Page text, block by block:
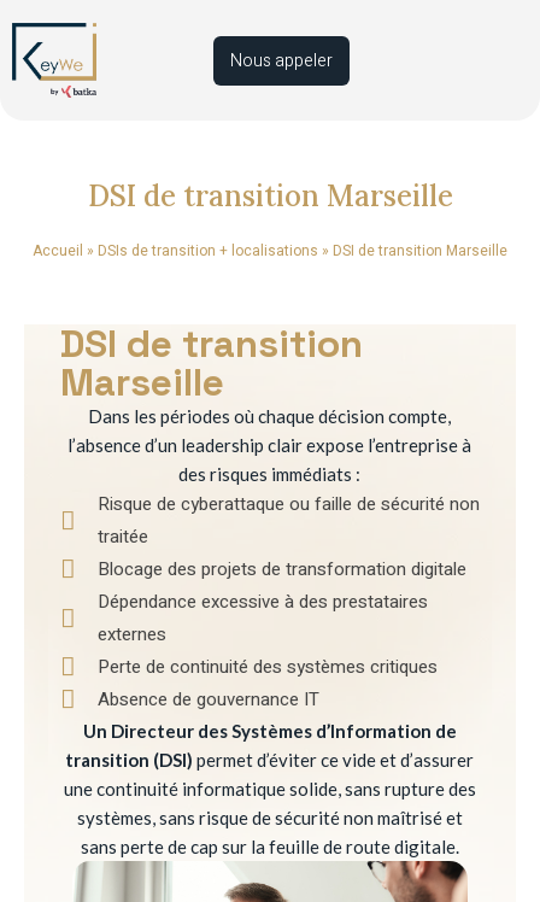
Nous appeler
DSI de transition Marseille
Accueil » DSIs de transition + localisations » DSI de transition Marseille
DSI de transition
Marseille
Dans les périodes où chaque décision compte,
l’absence d’un leadership clair expose l’entreprise à
des risques immédiats :
Risque de cyberattaque ou faille de sécurité non
traitée
Blocage des projets de transformation digitale
Dépendance excessive à des prestataires
externes
Perte de continuité des systèmes critiques
Absence de gouvernance IT
Un Directeur des Systèmes d’Information de
transition (DSI) permet d’éviter ce vide et d’assurer
une continuité informatique solide, sans rupture des
systèmes, sans risque de sécurité non maîtrisé et
sans perte de cap sur la feuille de route digitale.